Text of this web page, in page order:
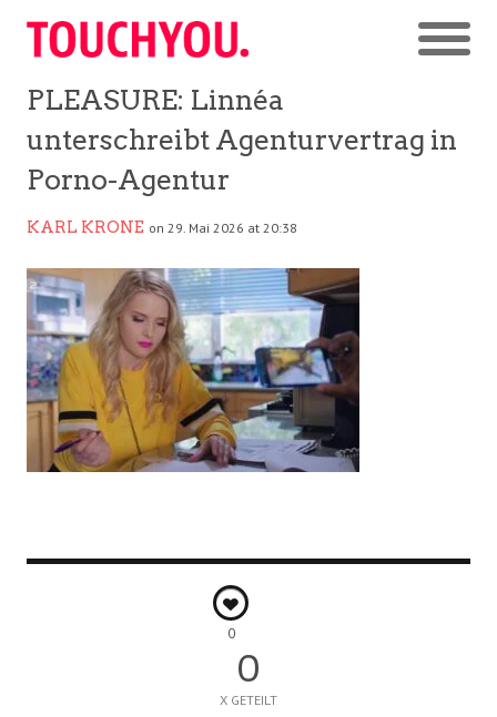
PLEASURE: Linnéa
unterschreibt Agenturvertrag in
Porno-Agentur
KARL KRONE on 29. Mai 2026 at 20:38
0
0
X GETEILT